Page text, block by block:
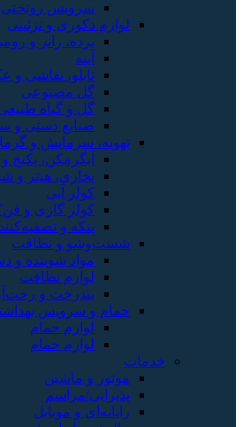
سرویس روتختی
لوازم دکوری و تزئینی
پرده، رانر و
آینه
تابلو، نقاشی
گل مصنوعی
گل و گیاه
صنایع دستی و
تهویه، سرمایش و
آبگرمکن، پکیج
بخاری، هیتر و
کولر آبی
کولر گازی و
پنکه و
شست‌وشو و نظافت
مواد شوینده و
لوازم نظافت
بندرخت و
حمام و سرویس
لوازم حمام
لوازم حمام
خدمات
موتور و ماشین
پذیرایی/مراسم
رایانه‌ای و موبایل